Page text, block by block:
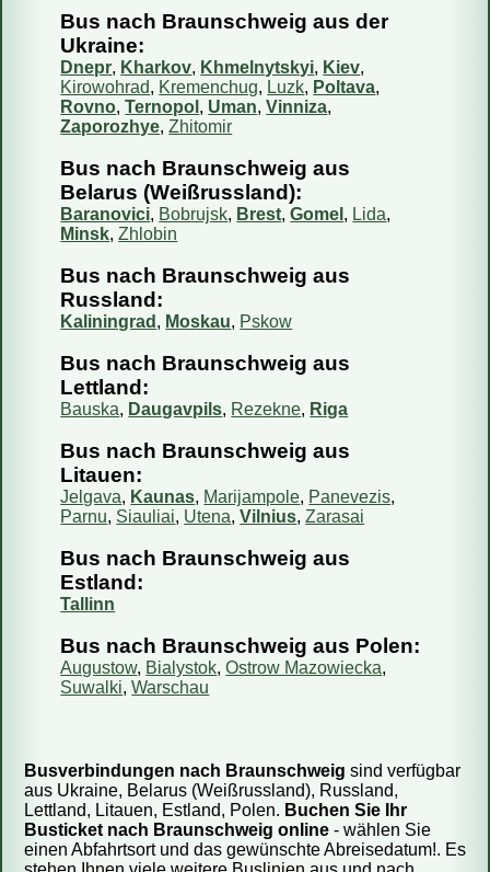
Wie kaufe ich ein Ticket?
Wie kann ich mein Ticket bezahlen?
Kann ich das Reisedatum ändern?
Wie storniere ich meine Reservierung?
Sind die Informationen auf Ihrer Webseite aktuell?
Wie viel Gepäck darf ich mitnehmen?
Kann ich einen bestimmten Sitzplatz reservieren?
Kann ich mit dem Bus ein Päckchen mitschicken?
Bus nach Braunschweig aus der
Ukraine:
Dnepr, Kharkov, Khmelnytskyi, Kiev,
Kirowohrad, Kremenchug, Luzk, Poltava,
Rovno,Ternopol , Uman,Vinniza,
Zaporozhye,Zhitomir
Bus nach Braunschweig aus
Belarus (Weißrussland):
Baranovici, Bobrujsk, Brest,Gomel , Lida,
Minsk,Zhlobin
Bus nach Braunschweig aus
Russland:
Kaliningrad , Moskau, Pskow
Bus nach Braunschweig aus
Lettland:
Bauska, Daugavpils, Rezekne, Riga
Bus nach Braunschweig aus
Litauen:
Jelgava, Kaunas, Marijampole, Panevezis,
Parnu, Siauliai, Utena,Vilnius,Zarasai
Bus nach Braunschweig aus
Estland:
Tallinn
Bus nach Braunschweig aus Polen:
Augustow, Bialystok,Ostrow Mazowiecka,
Suwalki,Warschau
Busverbindungen nach Braunschweig sind verfügbar
aus Ukraine, Belarus (Weißrussland), Russland,
Lettland, Litauen, Estland, Polen. Buchen Sie Ihr
Busticket nach Braunschweig online - wählen Sie
einen Abfahrtsort und das gewünschte Abreisedatum!. Es